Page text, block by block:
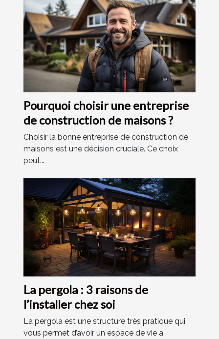
Pourquoi choisir une entreprise
de construction de maisons ?
Choisir la bonne entreprise de construction de
maisons est une décision cruciale. Ce choix
peut...
La pergola : 3 raisons de
l’installer chez soi
La pergola est une structure très pratique qui
vous permet d’avoir un espace de vie à